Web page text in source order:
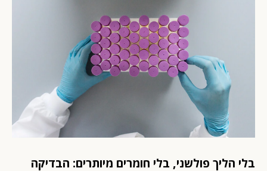
בלי הליך פולשני, בלי חומרים מיותרים: הבדיקה